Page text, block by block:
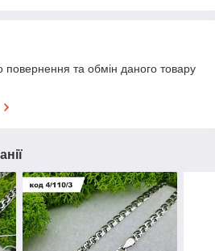
та обмін даного товару